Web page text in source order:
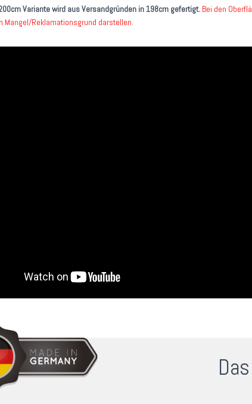
Variante wird aus Versandgründen in 198cm gefertigt. Bei den
Mangel/Reklamationsgrund darstellen.